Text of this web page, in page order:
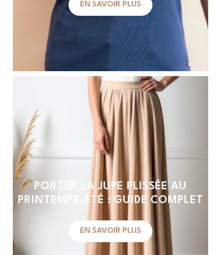
EN SAVOIR PLUS
PORTER LA JUPE PLISSÉE AU
PRINTEMPS-ÉTÉ : GUIDE COMPLET
EN SAVOIR PLUS